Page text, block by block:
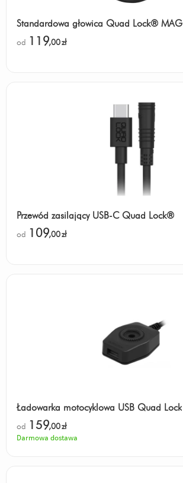
Standardowa głowica Quad Lock® MAG
od 119,00zł
Przewód zasilający USB-C Quad Lock®
od 109,00zł
Ładowarka motocyklowa USB Quad Lock
od 159,00zł
Darmowa dostawa